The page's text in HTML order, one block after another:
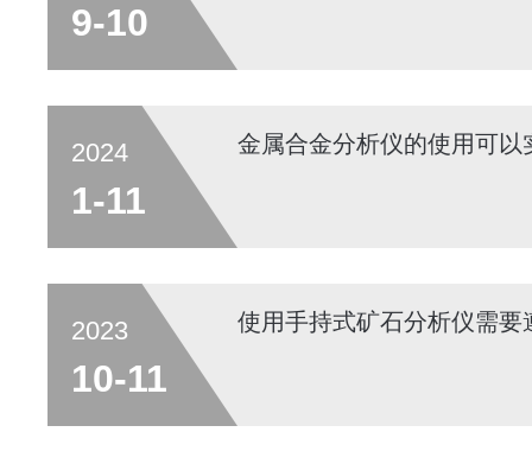
9-10
2024
1-11
金属合金分析仪的使用可以
2023
10-11
使用手持式矿石分析仪需要